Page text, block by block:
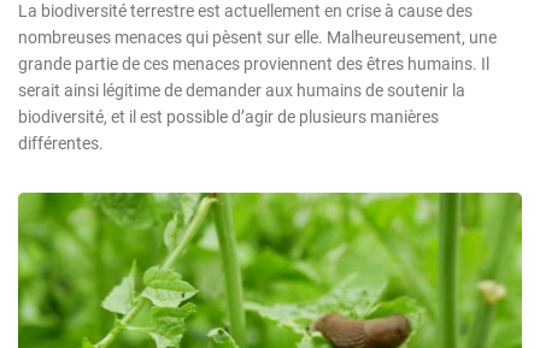
La biodiversité terrestre est actuellement en crise à cause des
nombreuses menaces qui pèsent sur elle. Malheureusement, une
grande partie de ces menaces proviennent des êtres humains. Il
serait ainsi légitime de demander aux humains de soutenir la
biodiversité, et il est possible d’agir de plusieurs manières
différentes.